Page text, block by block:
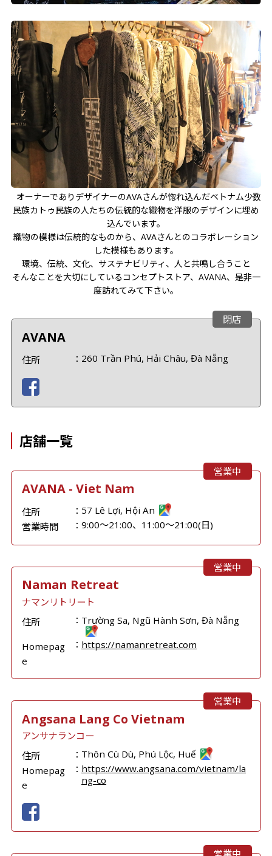
オーナーでありデザイナーのAVAさんが惚れ込んだベトナム少数
民族カトゥ民族の人たちの伝統的な織物を洋服のデザインに埋め
込んでいます。
織物の模様は伝統的なものから、AVAさんとのコラボレーション
した模様もあります。
環境、伝統、文化、サステナビリティ、人と共鳴し合うこと
そんなことを大切にしているコンセプトストア、AVANA、是非一
度訪れてみて下さい。
閉店
AVANA
住所 260 Trần Phú, Hải Châu, Đà Nẵng
店舗一覧
営業中
AVANA - Viet Nam
住所
57 Lê Lợi, Hội An
営業時間
9:00〜21:00、11:00～21:00(日)
営業中
Naman Retreat
ナマンリトリート
住所
Trường Sa, Ngũ Hành Sơn, Đà Nẵng
Homepag
e
https://namanretreat.com
営業中
Angsana Lang Co Vietnam
アンサナランコー
住所
Thôn Cù Dù, Phú Lộc, Huế
Homepag
e
https://www.angsana.com/vietnam/la
ng-co